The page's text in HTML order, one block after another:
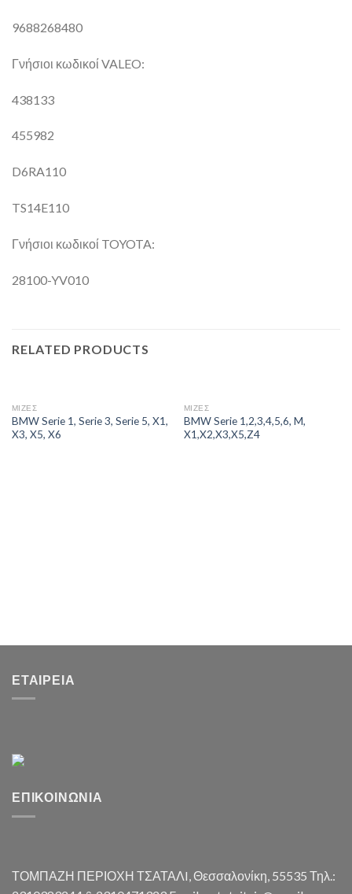
9688268480
Γνήσιοι κωδικοί VALEO:
438133
455982
D6RA110
TS14E110
Γνήσιοι κωδικοί TOYOTA:
28100-YV010
RELATED PRODUCTS
ΜΙΖΕΣ
BMW Serie 1, Serie 3, Serie 5, X1,
X3, X5, X6
ΜΙΖΕΣ
BMW Serie 1,2,3,4,5,6, M,
X1,X2,X3,X5,Z4
ΕΤΑΙΡΕΊΑ
ΕΠΙΚΟΙΝΩΝΊΑ
ΤΟΜΠΑΖΗ ΠΕΡΙΟΧΗ ΤΣΑΤΑΛI, Θεσσαλονίκη, 55535 Τηλ.: